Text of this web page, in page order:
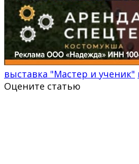
выставка "Мастер и ученик"
Оцените статью